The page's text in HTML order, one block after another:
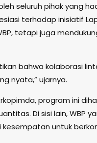
seluruh pihak yang
terhadap inisiatif
tetapi juga
bahwa kolaborasi
nyata,” ujarnya.
program ini
Di sisi lain, WBP
untuk